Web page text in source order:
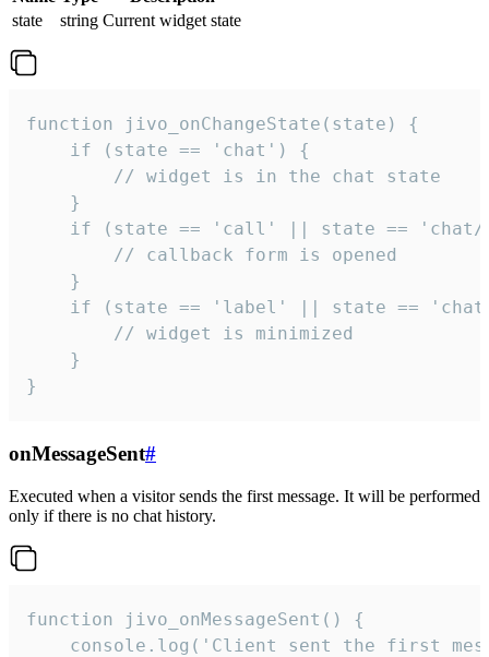
state
string Current widget state
function jivo_onChangeState(state) {
    if (state == 'chat') {
        // widget is in the chat state
    }
if (state == 'call' || state ==
        // callback form is opened
    }
if (state == 'label' || state ==
        // widget is minimized
    }
}
onMessageSent#
Executed when a visitor sends the first message. It will be performed
only if there is no chat history.
function jivo_onMessageSent() {
console.log('Client sent the first